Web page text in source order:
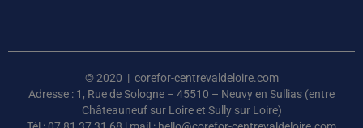
© 2020 | corefor-centrevaldeloire.com
Adresse : 1, Rue de Sologne – 45510 – Neuvy en Sullias (entre
Châteauneuf sur Loire et Sully sur Loire)